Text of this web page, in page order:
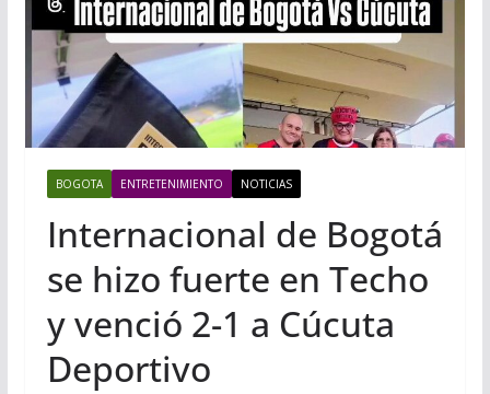
BOGOTA ENTRETENIMIENTO NOTICIAS
Internacional de Bogotá
se hizo fuerte en Techo
y venció 2-1 a Cúcuta
Deportivo